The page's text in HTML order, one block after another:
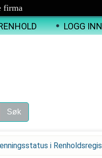
firma
LOGG INN
i